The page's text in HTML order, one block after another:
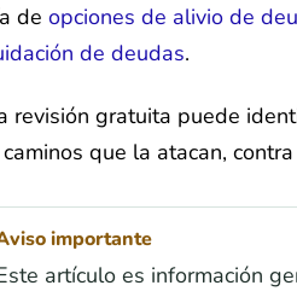
de opciones de alivio de
de deudas.
revisión gratuita puede
que la atacan,
importante
artículo es información